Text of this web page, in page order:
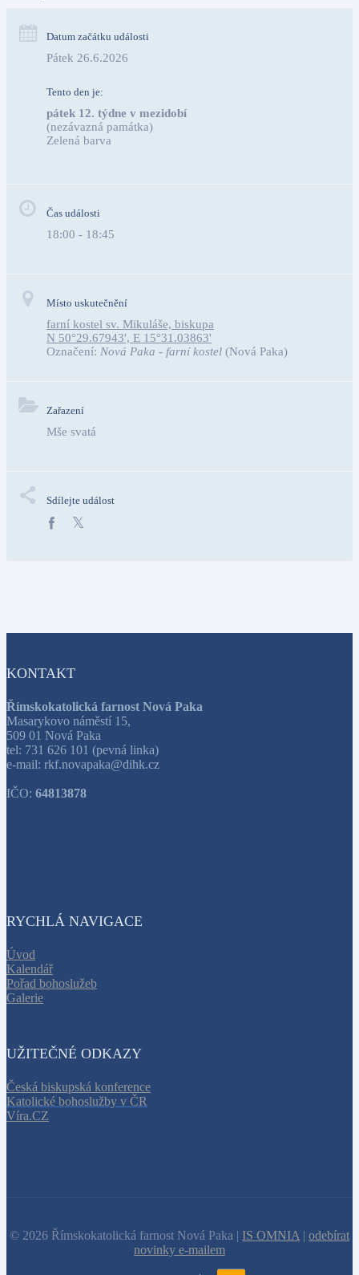
Datum začátku události
Pátek 26.6.2026
Tento den je:
pátek 12. týdne v mezidobí
(nezávazná památka)
Zelená barva
Čas události
18:00 - 18:45
Místo uskutečnění
farní kostel sv. Mikuláše, biskupa
N 50°29.67943', E 15°31.03863'
Označení: Nová Paka - farní kostel (Nová Paka)
Zařazení
Mše svatá
Sdílejte událost
KONTAKT
Římskokatolická farnost Nová Paka
Masarykovo náměstí 15,
509 01 Nová Paka
tel: 731 626 101 (pevná linka)
e-mail: rkf.novapaka@dihk.cz
IČO: 64813878
RYCHLÁ NAVIGACE
Úvod
Kalendář
Pořad bohoslužeb
Galerie
UŽITEČNÉ ODKAZY
Česká biskupská konference
Katolické bohoslužby v ČR
Víra.CZ
© 2026 Římskokatolická farnost Nová Paka | IS OMNIA | odebírat
novinky e-mailem